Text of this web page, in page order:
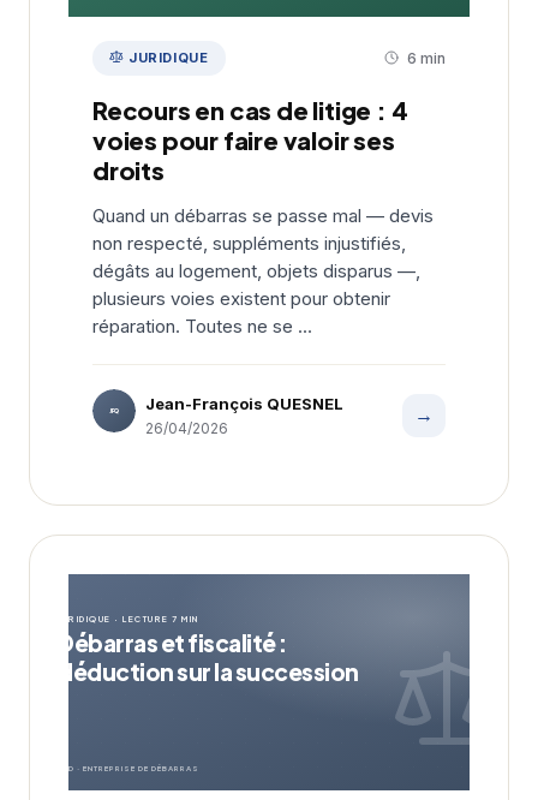
JURIDIQUE 6 min
Recours en cas de litige : 4
voies pour faire valoir ses
droits
Quand un débarras se passe mal — devis
non respecté, suppléments injustifiés,
dégâts au logement, objets disparus —,
plusieurs voies existent pour obtenir
réparation. Toutes ne se ...
JFQ Jean-François QUESNEL
26/04/2026
→
JURIDIQUE · LECTURE 7 MIN
Débarras et fiscalité :
déduction sur la succession
EDD · ENTREPRISE DE DÉBARRAS